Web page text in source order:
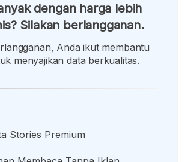
dengan harga lebih
Silakan berlangganan.
Anda ikut membantu
menyajikan data berkualitas.
Stories Premium